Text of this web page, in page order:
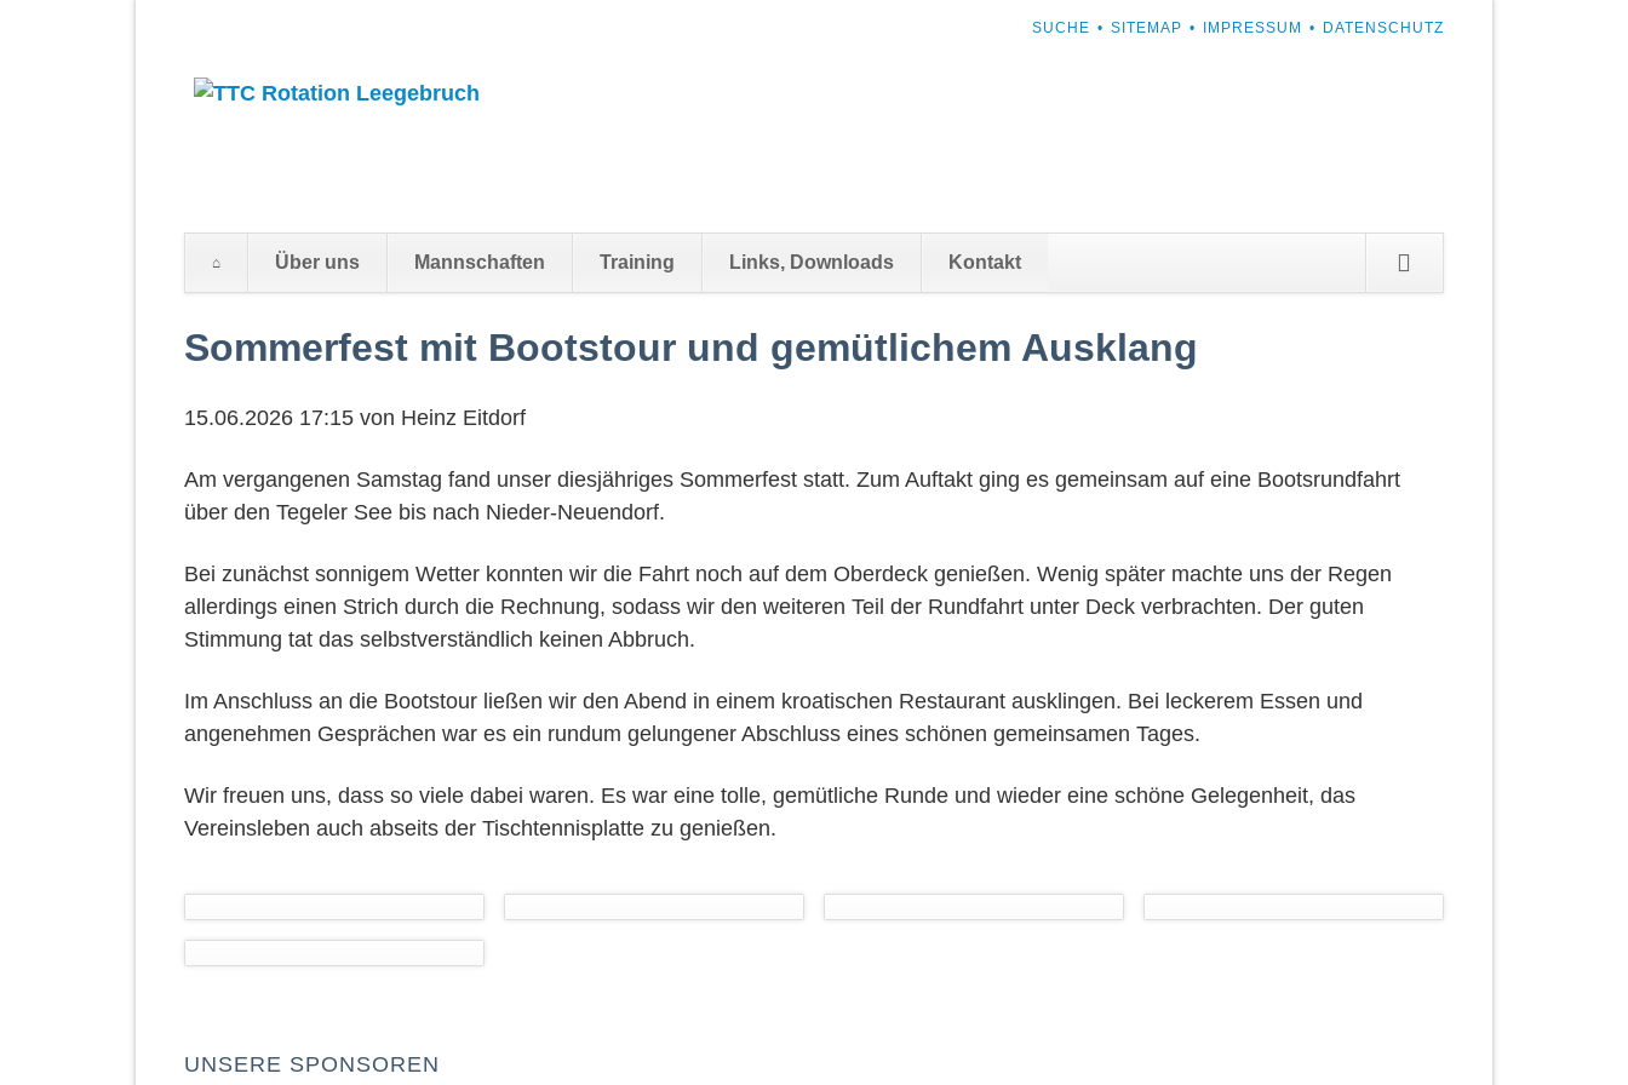
NAVIGATION
SUCHE SITEMAP IMPRESSUM DATENSCHUTZ
Navigation
überspringen
Über uns Mannschaften Training Links, Downloads Kontakt
überspringen
Sommerfest mit Bootstour und gemütlichem Ausklang
15.06.2026 17:15 von Heinz Eitdorf
Am vergangenen Samstag fand unser diesjähriges Sommerfest statt. Zum Auftakt ging es gemeinsam auf eine Bootsrundfahrt
über den Tegeler See bis nach Nieder-Neuendorf.
Bei zunächst sonnigem Wetter konnten wir die Fahrt noch auf dem Oberdeck genießen. Wenig später machte uns der Regen
allerdings einen Strich durch die Rechnung, sodass wir den weiteren Teil der Rundfahrt unter Deck verbrachten. Der guten
Stimmung tat das selbstverständlich keinen Abbruch.
Im Anschluss an die Bootstour ließen wir den Abend in einem kroatischen Restaurant ausklingen. Bei leckerem Essen und
angenehmen Gesprächen war es ein rundum gelungener Abschluss eines schönen gemeinsamen Tages.
Wir freuen uns, dass so viele dabei waren. Es war eine tolle, gemütliche Runde und wieder eine schöne Gelegenheit, das
Vereinsleben auch abseits der Tischtennisplatte zu genießen.
UNSERE SPONSOREN